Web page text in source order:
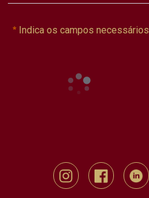
Indica os campos necessários